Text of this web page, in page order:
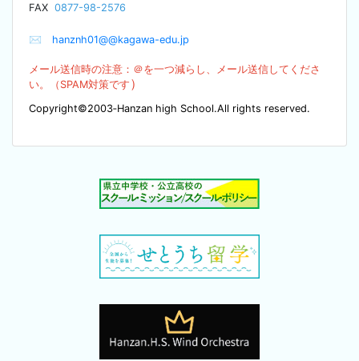
FAX 0877-98-2576
✉ hanznh01@@kagawa-edu.jp
メール送信時の注意：＠を一つ減らし、メール送信してくださ
い。（SPAM対策です ）
Copyright©2003‐Hanzan high School.All rights reserved.